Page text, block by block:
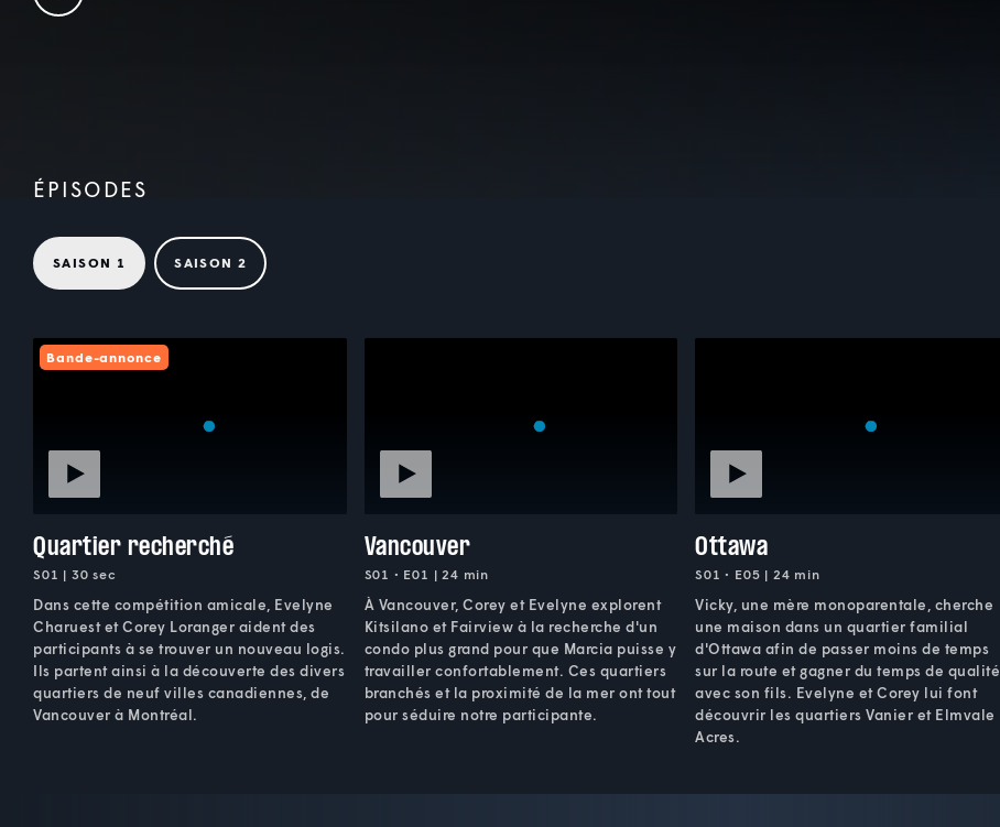
ÉPISODES
SAISON 1 SAISON 2
Bande-annonce
Quartier recherché
S01 | 30 sec
Dans cette compétition amicale, Evelyne
Charuest et Corey Loranger aident des
participants à se trouver un nouveau logis.
Ils partent ainsi à la découverte des divers
quartiers de neuf villes canadiennes, de
Vancouver à Montréal.
Vancouver
S01 • E01 | 24 min
À Vancouver, Corey et Evelyne explorent
Kitsilano et Fairview à la recherche d'un
condo plus grand pour que Marcia puisse y
travailler confortablement. Ces quartiers
branchés et la proximité de la mer ont tout
pour séduire notre participante.
Ottawa
S01 • E05 | 24 min
Vicky, une mère monoparentale, cherche
une maison dans un quartier familial
d'Ottawa afin de passer moins de temps
sur la route et gagner du temps de qualité
avec son fils. Evelyne et Corey lui font
découvrir les quartiers Vanier et Elmvale
Acres.